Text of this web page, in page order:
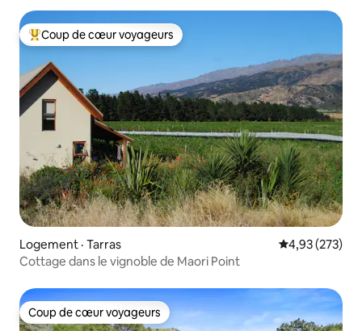
Coup de cœur voyageurs parmi les plus aimés
Coup de cœur voyageurs
Logement · Tarras Note
4,93 (273)
Cottage dans le vignoble de Maori Point
Coup de cœur voyageurs
Coup de cœur voyageurs